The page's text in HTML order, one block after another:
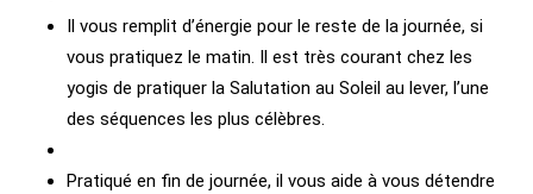
Il vous remplit d’énergie pour le reste de la journée, si
vous pratiquez le matin. Il est très courant chez les
yogis de pratiquer la Salutation au Soleil au lever, l’une
des séquences les plus célèbres.
Pratiqué en fin de journée, il vous aide à vous détendre